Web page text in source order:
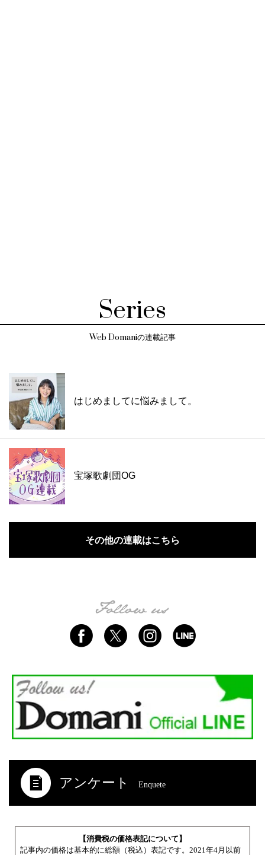
Series
Web Domaniの連載記事
はじめましてに悩みまして。
宝塚歌劇団OG
その他の連載はこちら
アンケート Enquete
【消費税の価格表記について】
記事内の価格は基本的に総額（税込）表記です。2021年4月以前